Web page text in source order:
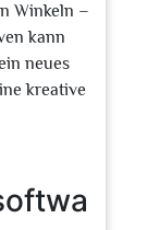
Winkeln –
kann
neues
kreative